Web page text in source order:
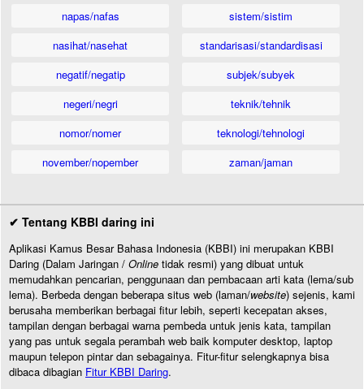
napas/nafas
nasihat/nasehat
negatif/negatip
negeri/negri
nomor/nomer
november/nopember
sistem/sistim
standarisasi/standardisasi
subjek/subyek
teknik/tehnik
teknologi/tehnologi
zaman/jaman
✔ Tentang KBBI daring ini
Aplikasi Kamus Besar Bahasa Indonesia (KBBI) ini merupakan KBBI
Daring (Dalam Jaringan / Online tidak resmi) yang dibuat untuk
memudahkan pencarian, penggunaan dan pembacaan arti kata (lema/sub
lema). Berbeda dengan beberapa situs web (laman/website) sejenis, kami
berusaha memberikan berbagai fitur lebih, seperti kecepatan akses,
tampilan dengan berbagai warna pembeda untuk jenis kata, tampilan
yang pas untuk segala perambah web baik komputer desktop, laptop
maupun telepon pintar dan sebagainya. Fitur-fitur selengkapnya bisa
dibaca dibagian Fitur KBBI Daring.